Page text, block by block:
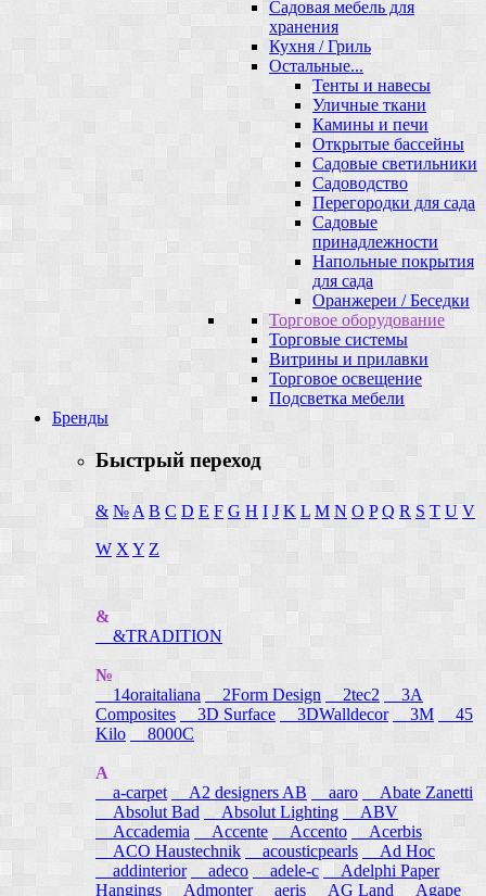
Садовая мебель для
хранения
Кухня / Гриль
Остальные...
Тенты и навесы
Уличные ткани
Камины и печи
Открытые бассейны
Садовые светильники
Садоводство
Перегородки для сада
Садовые
принадлежности
Напольные покрытия
для сада
Оранжереи / Беседки
Торговое оборудование
Торговые системы
Витрины и прилавки
Торговое освещение
Подсветка мебели
Бренды
Быстрый переход
& № A B C D E F G H I J K L M N O P Q R S T U V
W X Y Z
&
&TRADITION
№
14oraitaliana
2Form Design 2tec2
3A
Composites
3D Surface 3DWalldecor 3M
45
Kilo
8000C
A
a-carpet
A2 designers AB aaro
Abate Zanetti
Absolut Bad
Absolut Lighting
ABV
Accademia
Accente Accento
Acerbis
ACO Haustechnik
acousticpearls
Ad Hoc
addinterior
adeco adele-c
Adelphi Paper
Hangings Admonter aeris AG Land Agape